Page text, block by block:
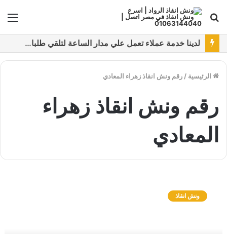
بحث
عن
نقدم خدمات متعددة لدفع خدمة ونش انقاذ سيارات باستخدام طرق دفع متعددة كما نتميز بتقديم أرخص سعر و أعلي جوده
الرئيسية / رقم ونش انقاذ زهراء المعادي
رقم ونش انقاذ زهراء
المعادي
ونش انقاذ